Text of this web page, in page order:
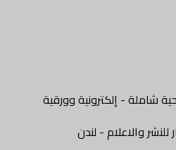
شاملة - إلكترونية وورقية
للنشر والاعلام - لندن